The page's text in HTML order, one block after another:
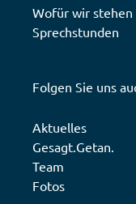
Wofür wir stehen
Sprechstunden
Folgen Sie uns
Aktuelles
Gesagt.Getan.
Team
Fotos